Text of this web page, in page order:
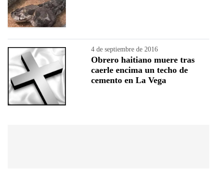
4 de septiembre de 2016
Obrero haitiano muere tras
caerle encima un techo de
cemento en La Vega